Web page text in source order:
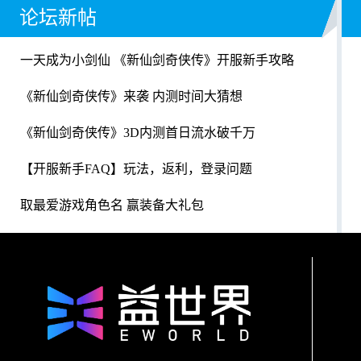
论坛新帖
一天成为小剑仙 《新仙剑奇侠传》开服新手攻略
《新仙剑奇侠传》来袭 内测时间大猜想
《新仙剑奇侠传》3D内测首日流水破千万
【开服新手FAQ】玩法，返利，登录问题
取最爱游戏角色名 赢装备大礼包